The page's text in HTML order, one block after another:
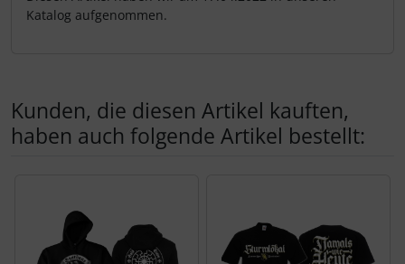
Katalog aufgenommen.
Kunden, die diesen Artikel kauften,
haben auch folgende Artikel bestellt: